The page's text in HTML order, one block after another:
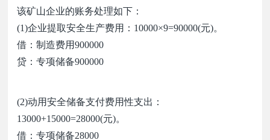
该矿山企业的账务处理如下：
(1)企业提取安全生产费用： 10000×9=90000(元)。
借：制造费用900000
贷：专项储备900000
(2)动用安全储备支付费用性支出：
13000+15000=28000(元)。
借：专项储备28000